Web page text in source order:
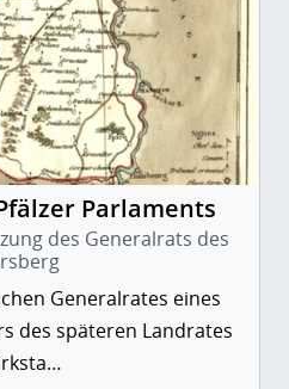
Parlaments
des Generalrats des
Generalrates eines
des späteren Landrates